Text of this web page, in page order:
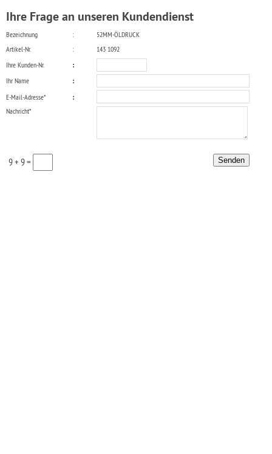
Ihre Frage an unseren Kundendienst
Bezeichnung :
52MM-ÖLDRUCK
Artikel-Nr.
:
143 1092
Ihre Kunden-Nr.
:
Ihr Name
:
E-Mail-Adresse*
:
Nachricht*
9 + 9 =